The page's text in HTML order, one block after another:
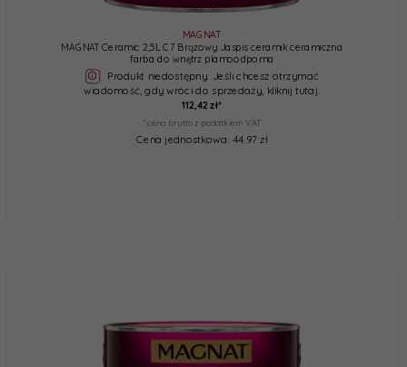
MAGNAT
MAGNAT Ceramic 2,5L C7 Brązowy Jaspis ceramik ceramiczna
farba do wnętrz plamoodporna
Produkt niedostępny. Jeśli chcesz otrzymać
wiadomość, gdy wróci do sprzedaży, kliknij tutaj.
112,42 zł*
* cena brutto z podatkiem VAT
Cena jednostkowa: 44.97 zł